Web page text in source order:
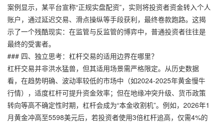
案例显示，某平台宣称“正规实盘配资”，实则将投资者资金转入个人
账户，通过延迟交易、滑点操纵等手段获利，最终卷款跑路。这揭
示了一个残酷现实：在监管与反监管的博弈中，普通投资者往往是
最终的受害者。
### 四、独立思考：杠杆交易的适用边界在哪里？
杠杆交易并非洪水猛兽，但其适用场景需严格限定。从历史数据
看，在趋势明确、波动率较低的市场中（如2024-2025年黄金慢牛
行情），适度杠杆可提升资金效率；但在地缘冲突升级、货币政策
转向等高不确定性时期，杠杆会成为“本金收割机”。例如，2026年1
月黄金冲高至5598美元后，若投资者使用3倍杠杆追高，仅需4%的